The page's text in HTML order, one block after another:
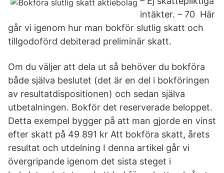
intäkter. – 70 Här
går vi igenom hur man bokför slutlig skatt och
tillgodoförd debiterad preliminär skatt.
Om du väljer att dela ut så behöver du bokföra
både själva beslutet (det är en del i bokföringen
av resultatdispositionen) och sedan själva
utbetalningen. Bokför det reserverade beloppet.
Detta exempel bygger på att man gjorde en vinst
efter skatt på 49 891 kr Att bokföra skatt, årets
resultat och utdelning I denna artikel går vi
övergripande igenom det sista steget i